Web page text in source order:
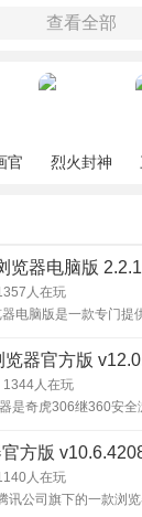
后在创建桌面图
查看全部
官
烈火封神
览器电脑版 2.2.1
人在玩
电脑版是一款专门提
安全插件一样，主要
支付环境。支付神探
网购安全上面的性能
不过在使用的时候需
览器官方版
1344人在玩
是奇虎306继360安全
础开发的，具有闪电
丰富的实用工具扩展
项目超级精简的页面
喜爱的新浪微博、微
方版
人在玩
讯公司旗下的一款浏